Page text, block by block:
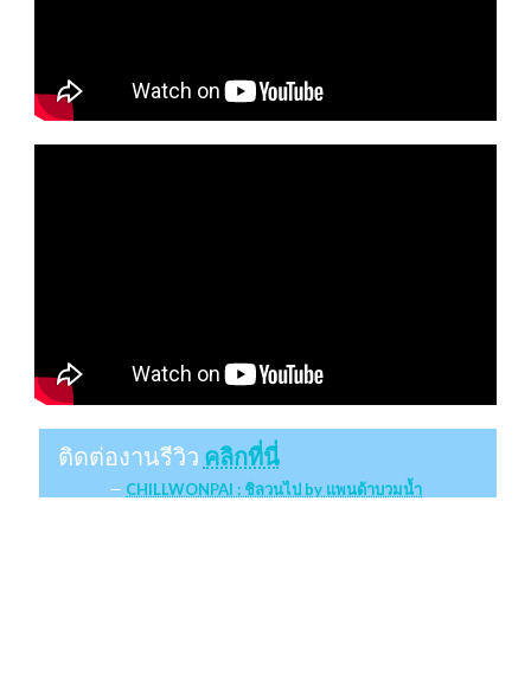
ติดต่องานรีวิว คลิกที่นี่
CHILLWONPAI : ชิลวนไป by แพนด้าบวมน้ำ